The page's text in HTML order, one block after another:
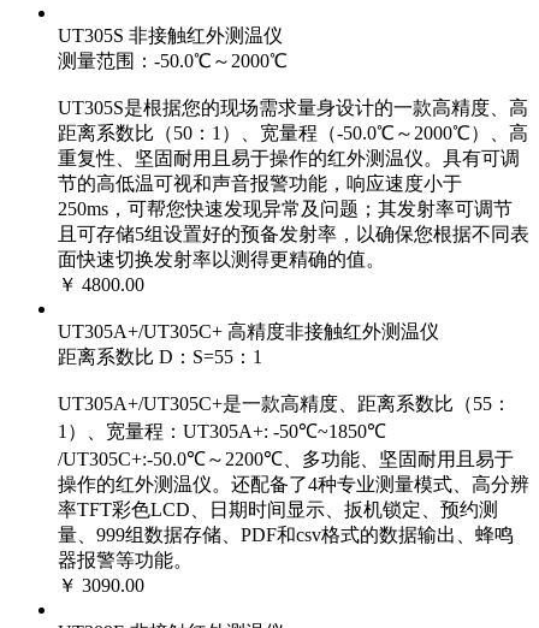
UT305S 非接触红外测温仪
测量范围：-50.0℃～2000℃
UT305S是根据您的现场需求量身设计的一款高精度、高
距离系数比（50：1）、宽量程（-50.0℃～2000℃）、高
重复性、坚固耐用且易于操作的红外测温仪。具有可调
节的高低温可视和声音报警功能，响应速度小于
250ms，可帮您快速发现异常及问题；其发射率可调节
且可存储5组设置好的预备发射率，以确保您根据不同表
面快速切换发射率以测得更精确的值。
￥ 4800.00
UT305A+/UT305C+ 高精度非接触红外测温仪
距离系数比 D：S=55：1
UT305A+/UT305C+是一款高精度、距离系数比（55：
1）、宽量程：UT305A+: -50℃~1850℃
/UT305C+:-50.0℃～2200℃、多功能、坚固耐用且易于
操作的红外测温仪。还配备了4种专业测量模式、高分辨
率TFT彩色LCD、日期时间显示、扳机锁定、预约测
量、999组数据存储、PDF和csv格式的数据输出、蜂鸣
器报警等功能。
￥ 3090.00